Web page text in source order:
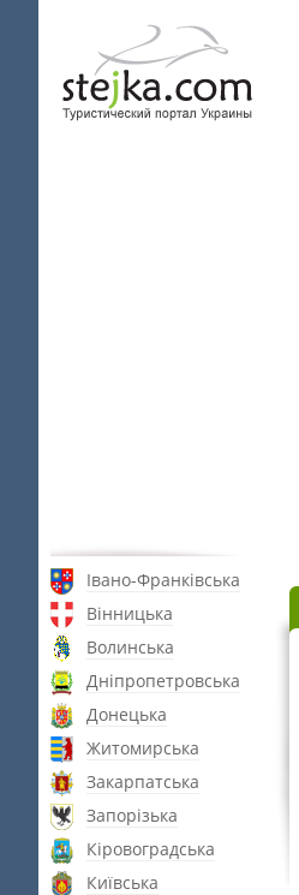
Івано-Франківська
Вінницька
Волинська
Дніпропетровська
Донецька
Житомирська
Закарпатська
Запорізька
Кіровоградська
Київська